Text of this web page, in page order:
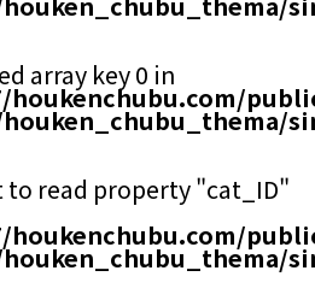
array key 0 in
houkenchubu.com/
to read property "cat_ID"
houkenchubu.com/